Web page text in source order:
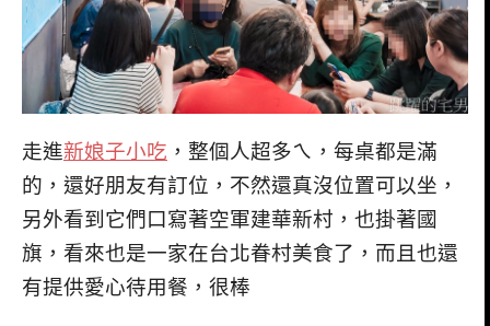
走進新娘子小吃 ，整個人超多ㄟ，每桌都是滿
的，還好朋友有訂位，不然還真沒位置可以坐，
另外看到它們口寫著空軍建華新村，也掛著國
旗，看來也是一家在台北眷村美食了，而且也還
有提供愛心待用餐，很棒